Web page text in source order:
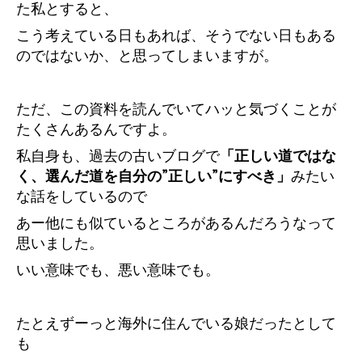
た私とすると、
こう考えている日もあれば、そうでない日もある
のではないか、と思ってしまいますが。
ただ、この資料を読んでいてハッと気づくことが
たくさんあるんですよ。
私自身も、過去の古いブログで「正しい道ではな
く、選んだ道を自分の”正しい”にすべき」 みたい
な話をしているので
あー他にも似ているところがあるんだろうなって
思いました。
いい意味でも、悪い意味でも。
たとえずーっと海外に住んでいる娘だったとして
も